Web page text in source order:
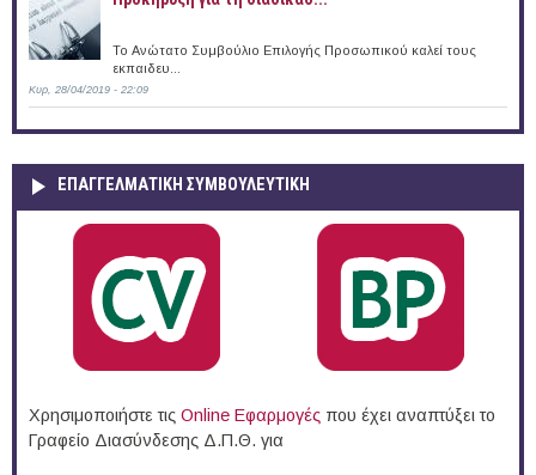
Το Ανώτατο Συμβούλιο Επιλογής Προσωπικού καλεί τους
εκπαιδευ...
Κυρ, 28/04/2019 - 22:09
ΕΠΑΓΓΕΛΜΑΤΙΚΉ ΣΥΜΒΟΥΛΕΥΤΙΚΉ
Χρησιμοποιήστε τις Online Eφαρμογές που έχει αναπτύξει το
Γραφείο Διασύνδεσης Δ.Π.Θ. για